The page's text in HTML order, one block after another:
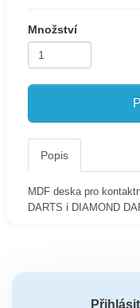
Množství
Popis
MDF deska pro
DARTS i DIAMOND